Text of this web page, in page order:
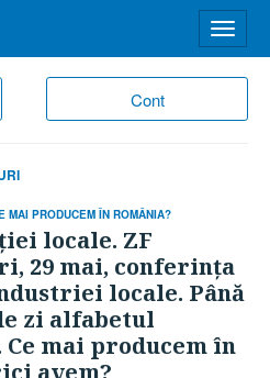
Cont
meniu
MAI PRODUCEM ÎN ROMÂNIA?
locale. ZF
29 mai, conferinţa
locale. Până
zi alfabetul
mai producem în
avem?